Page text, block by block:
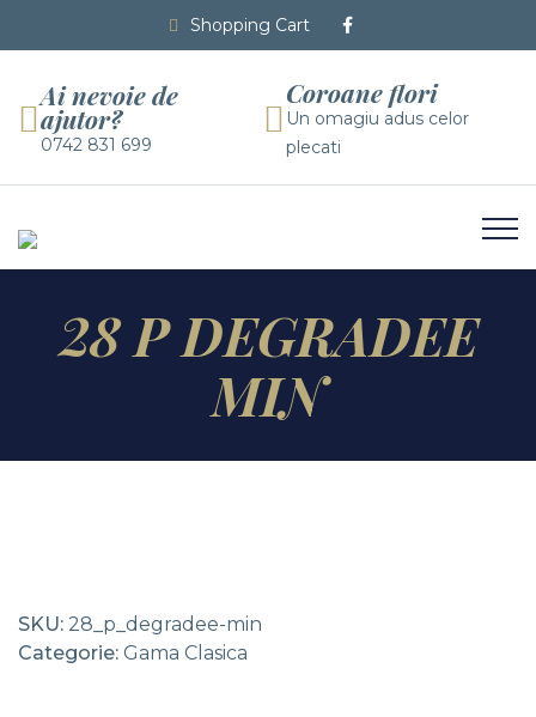
Shopping Cart
Ai nevoie de
ajutor?
0742 831 699
Coroane flori
Un omagiu adus celor
plecati
28 P DEGRADEE
MIN
SKU: 28_p_degradee-min
Categorie: Gama Clasica